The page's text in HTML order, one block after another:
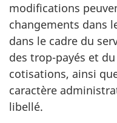
modifications
changements dans
dans le cadre du
des trop-payés et
cotisations, ainsi
caractère
libellé.